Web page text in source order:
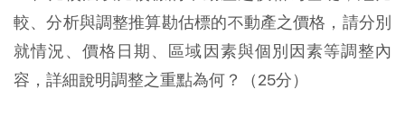
較、分析與調整推算勘估標的不動產之價格，請分別
就情況、價格日期、區域因素與個別因素等調整內
容，詳細說明調整之重點為何？（25分）